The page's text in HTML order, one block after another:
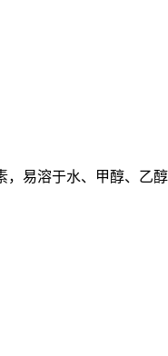
，易溶于水、甲醇、乙醇